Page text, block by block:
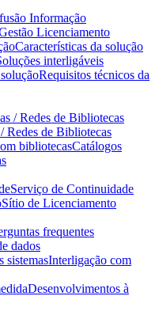
Informação
Licenciamento
Características da solução
interligáveis
Requisitos técnicos da
Redes de Bibliotecas
Catálogos
Serviço de Continuidade
Sítio de Licenciamento
frequentes
dados
Interligação com
Desenvolvimentos à